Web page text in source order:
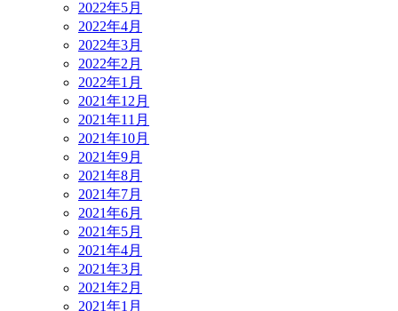
2022年5月
2022年4月
2022年3月
2022年2月
2022年1月
2021年12月
2021年11月
2021年10月
2021年9月
2021年8月
2021年7月
2021年6月
2021年5月
2021年4月
2021年3月
2021年2月
2021年1月